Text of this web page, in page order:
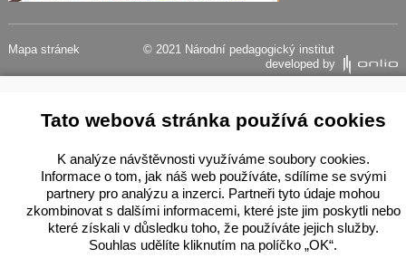
Mapa stránek
© 2021 Národní pedagogický institut
developed by
Tato webová stránka používá cookies
K analýze návštěvnosti využíváme soubory cookies.
Informace o tom, jak náš web používáte, sdílíme se svými
partnery pro analýzu a inzerci. Partneři tyto údaje mohou
zkombinovat s dalšími informacemi, které jste jim poskytli nebo
které získali v důsledku toho, že používáte jejich služby.
Souhlas udělíte kliknutím na políčko „OK“.